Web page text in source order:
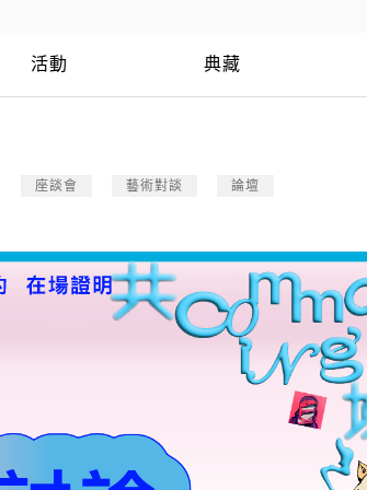
活動 典藏
座談會 藝術對談 論壇